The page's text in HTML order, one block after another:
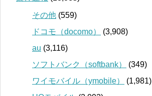
その他 (559)
ドコモ（docomo）
(3,908)
au (3,116)
ソフトバンク（softbank）
(349)
ワイモバイル（ymobile）
(1,981)